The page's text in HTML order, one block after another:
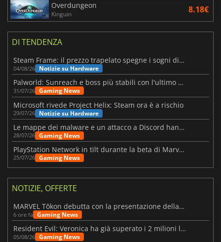
Overdungeon
Kinguin 8.18€
DI TENDENZA
Steam Frame: il prezzo trapelato spegne i sogni di un VR economico
04/08/26 Notizie su Hardware
Palworld: Sunreach e boss più stabili con l'ultimo update
31/07/26 Gaming News
Microsoft rivede Project Helix: Steam ora è a rischio
29/07/26 Notizie su Hardware
Le mappe dei malware e un attacco a Discord hanno colpito Meccha Chameleon
28/07/26 Gaming News
PlayStation Network in tilt durante la beta di Marvel Tōkon
25/07/26 Gaming News
NOTIZIE, OFFERTE
MARVEL Tōkon debutta con la presentazione della roadmap per il primo anno
6 ore fa Gaming News
Resident Evil: Veronica ha già superato i 2 milioni liste dei desideri
05/08/26 Gaming News